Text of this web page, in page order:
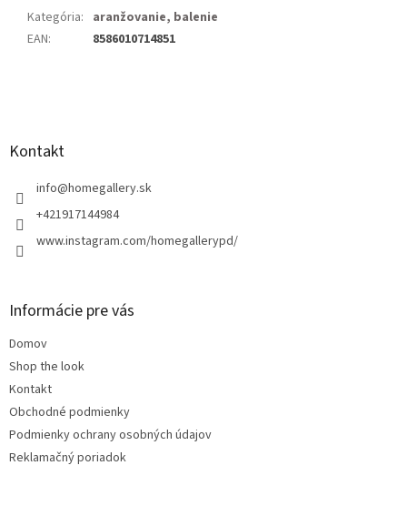
Kategória: aranžovanie, balenie
EAN: 8586010714851
Kontakt
info@homegallery.sk
+421917144984
www.instagram.com/homegallerypd/
Informácie pre vás
Domov
Shop the look
Kontakt
Obchodné podmienky
Podmienky ochrany osobných údajov
Reklamačný poriadok